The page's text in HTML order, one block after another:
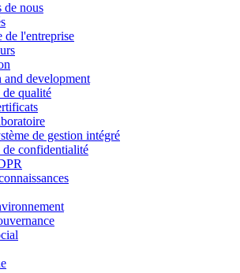
de nous
de l'entreprise
and development
qualité
de gestion intégré
confidentialité